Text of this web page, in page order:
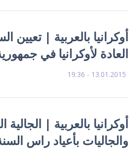
أوكرانيا بالعربية | تعيين
العادة لأوكرانيا في
13.01.2015 - 19:36
أوكرانيا بالعربية | الجالية
والجاليات بأعياد راس